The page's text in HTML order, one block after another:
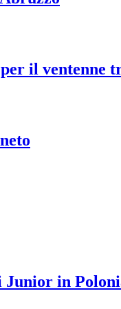
il ventenne
Junior in